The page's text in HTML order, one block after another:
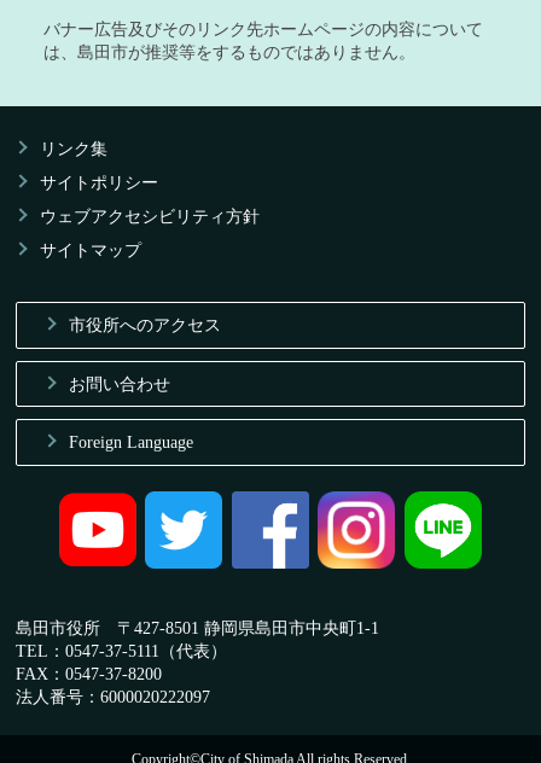
バナー広告及びそのリンク先ホームページの内容について
は、島田市が推奨等をするものではありません。
リンク集
サイトポリシー
ウェブアクセシビリティ方針
サイトマップ
市役所へのアクセス
お問い合わせ
Foreign Language
島田市役所 〒427-8501 静岡県島田市中央町1-1
TEL：0547-37-5111（代表）
FAX：0547-37-8200
法人番号：6000020222097
Copyright©City of Shimada All rights Reserved.